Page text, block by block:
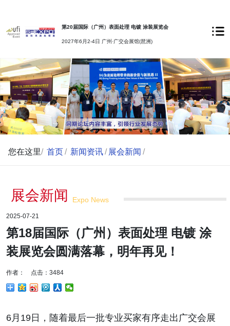
第20届国际（广州）表面处理 电镀 涂装展览会
2027年6月2-4日 广州·广交会展馆(琶洲)
您在这里/ 首页 / 新闻资讯 / 展会新闻 /
展会新闻 Expo News
2025-07-21
第18届国际（广州）表面处理 电镀 涂
装展览会圆满落幕，明年再见！
作者： 点击：3484
6月19日，随着最后一批专业买家有序走出广交会展